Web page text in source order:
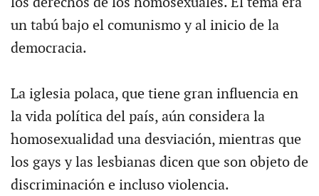
un tabú bajo el comunismo y al inicio de la
democracia.
La iglesia polaca, que tiene gran influencia en
la vida política del país, aún considera la
homosexualidad una desviación, mientras que
los gays y las lesbianas dicen que son objeto de
discriminación e incluso violencia.